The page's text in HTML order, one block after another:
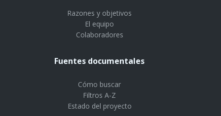
Razones y objetivos
El equipo
Colaboradores
Fuentes documentales
Cómo buscar
Filtros A-Z
Estado del proyecto